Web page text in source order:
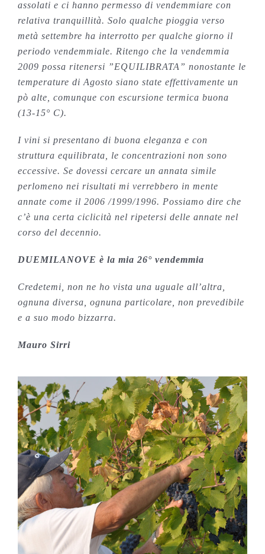
assolati e ci hanno permesso di vendemmiare con
relativa tranquillità. Solo qualche pioggia verso
metà settembre ha interrotto per qualche giorno il
periodo vendemmiale. Ritengo che la vendemmia
2009 possa ritenersi ”EQUILIBRATA” nonostante le
temperature di Agosto siano state effettivamente un
pò alte, comunque con escursione termica buona
(13-15° C).
I vini si presentano di buona eleganza e con
struttura equilibrata, le concentrazioni non sono
eccessive. Se dovessi cercare un annata simile
perlomeno nei risultati mi verrebbero in mente
annate come il 2006 /1999/1996. Possiamo dire che
c’è una certa ciclicità nel ripetersi delle annate nel
corso del decennio.
DUEMILANOVE è la mia 26° vendemmia
Credetemi, non ne ho vista una uguale all’altra,
ognuna diversa, ognuna particolare, non prevedibile
e a suo modo bizzarra.
Mauro Sirri